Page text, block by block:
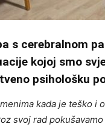
s cerebralnom
kojoj smo
psihološku
kada je teško i
svoj rad